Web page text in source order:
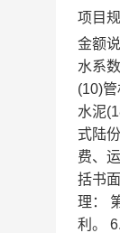
项目
金额
水系
(10)
水泥
式陆
费、
括书
理：
利。